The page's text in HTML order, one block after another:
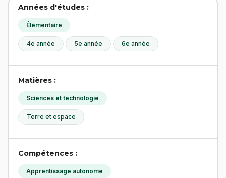
Années d'études :
Élémentaire
4e année 5e année 6e année
Matières :
Sciences et technologie
Terre et espace
Compétences :
Apprentissage autonome